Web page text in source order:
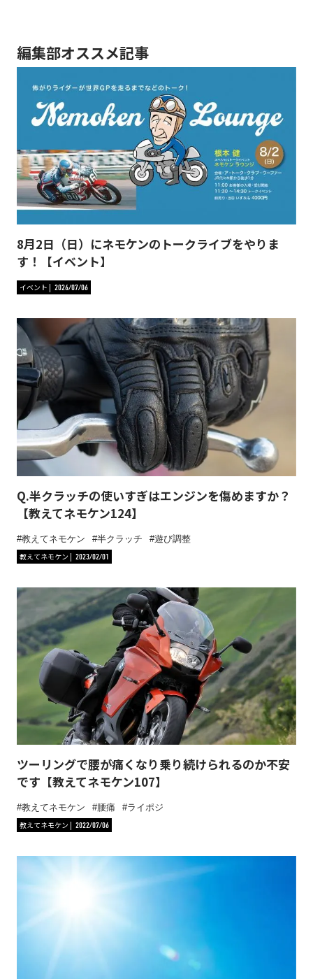
編集部オススメ記事
8月2日（日）にネモケンのトークライブをやりま
す！【イベント】
イベント 2026/07/06
Q.半クラッチの使いすぎはエンジンを傷めますか？
【教えてネモケン124】
教えてネモケン 半クラッチ
遊び調整
教えてネモケン
2023/02/01
ツーリングで腰が痛くなり乗り続けられるのか不安
です【教えてネモケン107】
教えてネモケン 腰痛
ライポジ
教えてネモケン
2022/07/06